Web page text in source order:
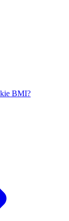
BMI?